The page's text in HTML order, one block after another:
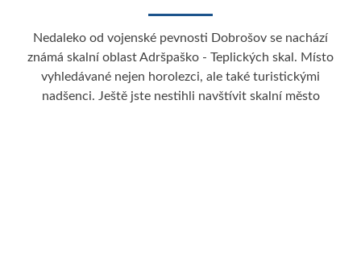
Nedaleko od vojenské pevnosti Dobrošov se nachází
známá skalní oblast Adršpaško - Teplických skal. Místo
vyhledávané nejen horolezci, ale také turistickými
nadšenci. Ještě jste nestihli navštívit skalní město